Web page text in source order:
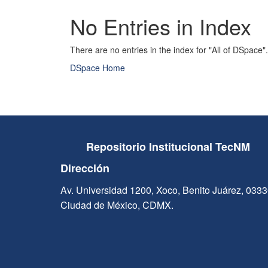
No Entries in Index
There are no entries in the index for "All of DSpace".
DSpace Home
Repositorio Institucional TecNM
Dirección
Av. Universidad 1200, Xoco, Benito Juárez,
Ciudad de México, CDMX.